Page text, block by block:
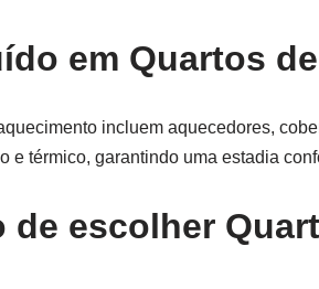
em Quartos
incluem aquecedores,
e térmico, garantindo uma estadia
de escolher